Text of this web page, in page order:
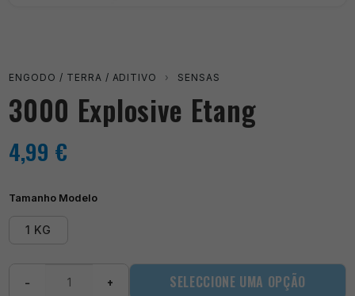
ENGODO / TERRA / ADITIVO › SENSAS
3000 Explosive Etang
4,99 €
Tamanho Modelo
1 KG
− + SELECCIONE UMA OPÇÃO